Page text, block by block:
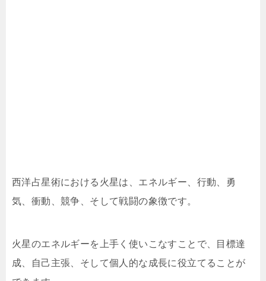
西洋占星術における火星は、エネルギー、行動、勇
気、衝動、競争、そして戦闘の象徴です。
火星のエネルギーを上手く使いこなすことで、目標達
成、自己主張、そして個人的な成長に役立てることが